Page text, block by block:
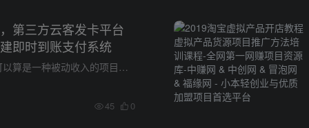
第三方云客发卡平台
即时到账支付系统
建站当站长赚钱可以算是一种被动收入的项目了，小淘我从事网络以来做的第一个项目就是建站，那还是零几年的时候，我初涉网络行业什么都不懂，当年上网不像现在这么多娱乐内容，当年大部人上网基...
45 0